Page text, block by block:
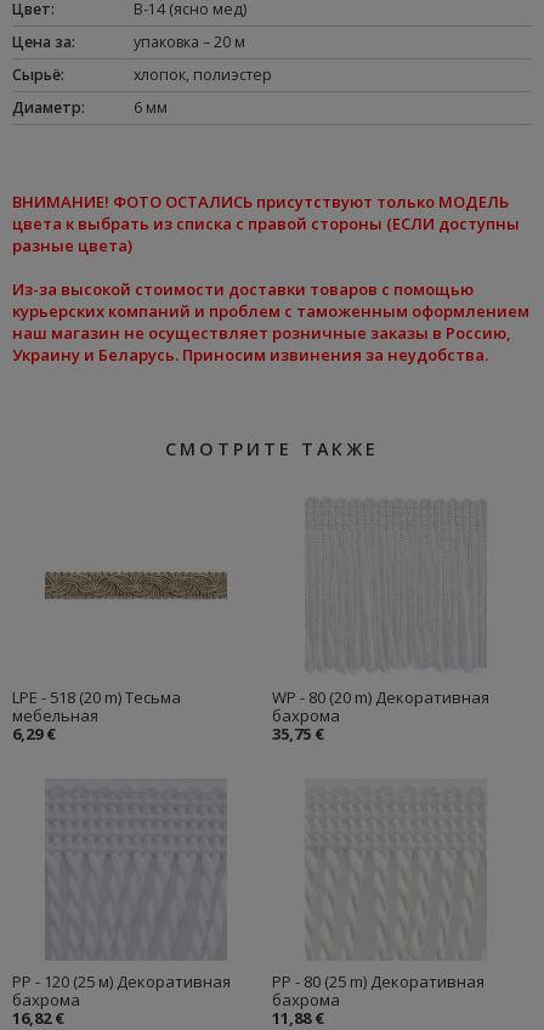
Цвет:
B-14 (ясно мед)
Цена за:
упаковка – 20 м
Сырьё: хлопок, полиэстер
Диаметр: 6 мм
ВНИМАНИЕ! ФОТО ОСТАЛИСЬ присутствуют только МОДЕЛЬ
цвета к выбрать из списка с правой стороны (ЕСЛИ доступны
разные цвета)
Из-за высокой стоимости доставки товаров с помощью
курьерских компаний и проблем с таможенным оформлением
наш магазин не осуществляет розничные заказы в Россию,
Украину и Беларусь. Приносим извинения за неудобства.
СМОТРИТЕ ТАКЖЕ
LPE - 518 (20 m) Тесьма
мебельная
6,29 €
WP - 80 (20 m) Декоративная
бахрома
35,75 €
PP - 120 (25 м) Декоративная
бахрома
16,82 €
PP - 80 (25 m) Декоративная
бахрома
11,88 €